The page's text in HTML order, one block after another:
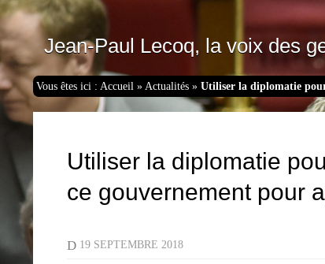
Jean-Paul Lecoq, la voix des
Vous êtes ici :Accueil »Actualités »Utiliser la diplomatie
Utiliser la diplomatie
ce gouvernement pour
D19 SEPTEMBRE 2018